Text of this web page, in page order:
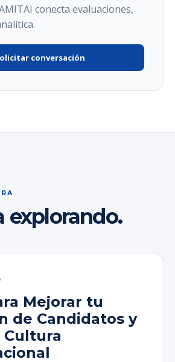
conecta evaluaciones,
conversación
explorando.
Mejorar tu
de Candidatos y
Cultura